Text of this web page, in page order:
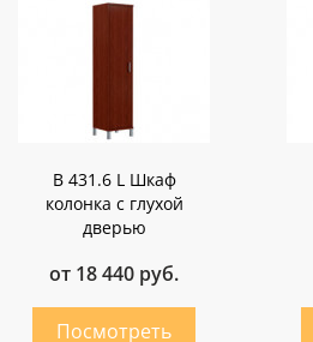
B 431.6 L Шкаф
колонка с глухой
дверью
от 18 440 руб.